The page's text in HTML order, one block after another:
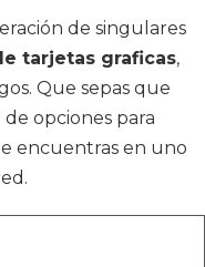
de singulares
tarjetas graficas,
Que sepas que
opciones para
encuentras en uno